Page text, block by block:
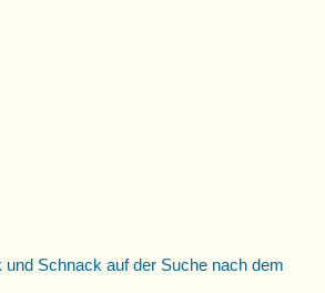
und Schnack auf der Suche nach dem